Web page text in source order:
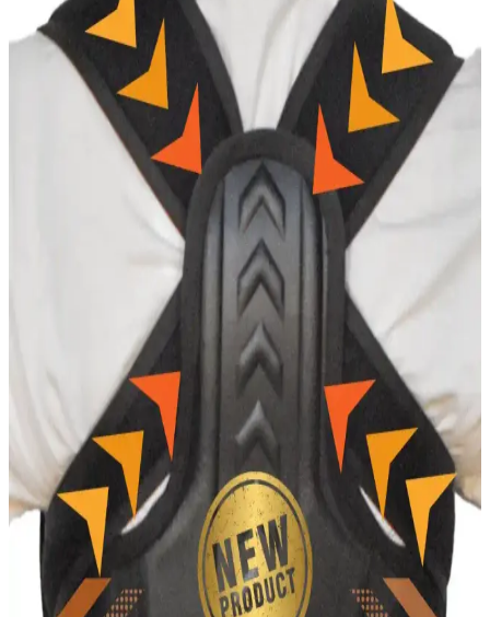
Korse Elbise Modelleri: Şıklık ve Konforu Bir Arada
Sunan Tasarımlar
Korse elbise modelleri, şıklık ve vücut şekillendirme özellikleriyle
öne çıkar. Günlük ve özel kullanımlar için çeşitli tasarımlar, detaylar
ve trendlerle tarzınıza uygun seçenekler sunar.
Erkek Atletler Karşılaştırması: Korse ve Pamuklu
Modellerin Özellikleri ve Kullanım Avantajları
İki farklı erkek atlet modelini malzeme, konfor ve dayanıklılık
açısından karşılaştırıyoruz. Korse atlet bel ve göğüs desteği
sağlarken, pamuklu atlet günlük rahatlık sunar. Hangi model sizin
MİSTİRİK Anoky Model Dikişsiz Toparlayıcı ve
Şekillendirici Kısa Şort Korse
MİSTİRİK Anoky modeli lazer kesim teknolojisiyle üretilmiş,
estetik ve rahat günlük kullanım korse. Yüksek bel tasarımıyla
şekillendirme sağlar, esneklik ve dayanıklılık sunar.
FİT WOMEN İz Bırakmaz Etkili Lazer Kesim
Paçalı Korse Günlük Kullanım İçin Uygun
FİT WOMEN'in lazer kesim paçalı korse, yüksek bel ve mikro
dokuma kumaşıyla rahatlık ve şıklık sunar. Günlük kullanım için
ideal, iz bırakmaz ve destek sağlar.